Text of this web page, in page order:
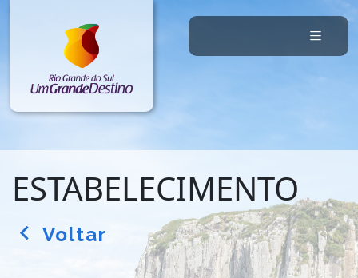
ESTABELECIMENTO
arrow_back_ios Voltar